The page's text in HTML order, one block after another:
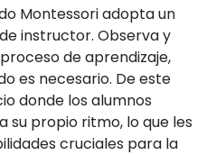
Montessori adopta un
instructor. Observa y
de aprendizaje,
es necesario. De este
donde los alumnos
su propio ritmo, lo que les
cruciales para la